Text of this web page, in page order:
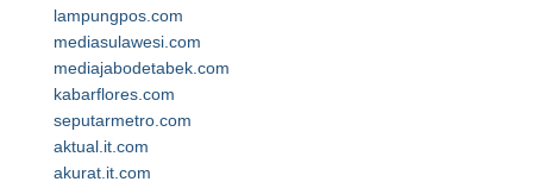
lampungpos.com
mediasulawesi.com
mediajabodetabek.com
kabarflores.com
seputarmetro.com
aktual.it.com
akurat.it.com